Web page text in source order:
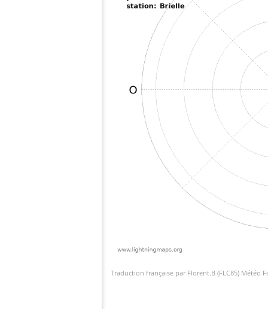
Traduction française par Florent.B (FLC85) Météo